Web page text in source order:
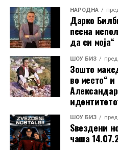
НАРОДНА
Дарко
песна
да си моја“
ШОУ БИЗ
Зошто
во место“
ШОУ БИЗ
Ѕвездени
чаша